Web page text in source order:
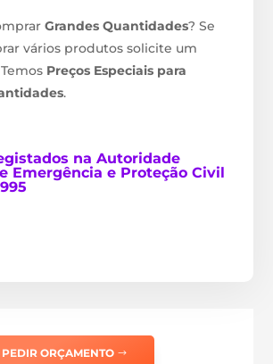
Grandes Quantidades? Se
vários produtos solicite um
Preços Especiais para
.
na Autoridade
Emergência e Proteção Civil
PEDIR ORÇAMENTO